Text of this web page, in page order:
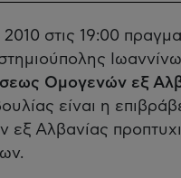
2010 στις 19:00
Ομογενών εξ
είναι η
εξ Αλβανίας